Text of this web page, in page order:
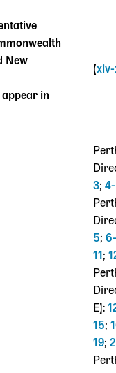
New
in
[xiv-
3;
5;
11 ;
E]:
15;
19;